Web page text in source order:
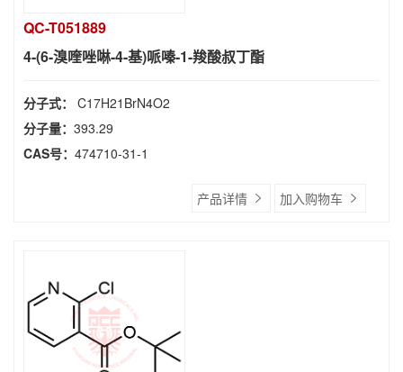
QC-T051889
4-(6-溴喹唑啉-4-基)哌嗪-1-羧酸叔丁酯
分子式： C17H21BrN4O2
分子量： 393.29
CAS号： 474710-31-1
产品详情 加入购物车